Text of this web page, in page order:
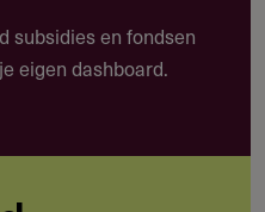
voor niet-
non-profit
subsidies en fondsen
eigen dashboard.